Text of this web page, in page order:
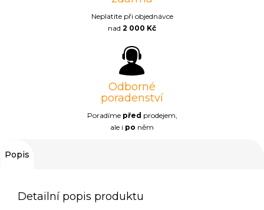
Neplatíte při objednávce
nad 2 000 Kč
Odborné
poradenství
Poradíme před prodejem,
ale i po něm
Popis
Detailní popis produktu